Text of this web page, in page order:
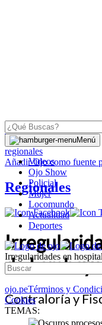
Menú
Videos
Ojo Show
Policial
Mujer
Locomundo
Actualidad
Deportes
Irregularidades en
ojo.peTérminos y
Cookies
TEMAS:
OJO
regionales
AñadirOjocomo fuente
Regionales
de
Contraloría y